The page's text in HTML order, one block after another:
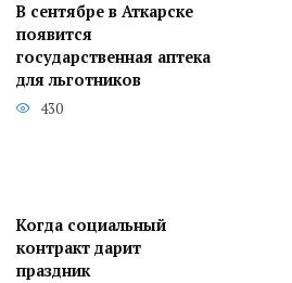
В сентябре в Аткарске
появится
государственная аптека
для льготников
430
Когда социальный
контракт дарит
праздник